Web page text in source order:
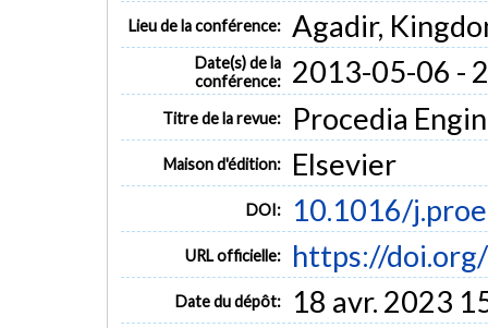
Lieu de la conférence: Agadir,
Date(s) de la
conférence:
2013-05-06 -
Titre de la revue: Procedia
Maison d'édition: Elsevier
DOI: 10.1016/
URL officielle: https://
Date du dépôt: 18 avr. 2023